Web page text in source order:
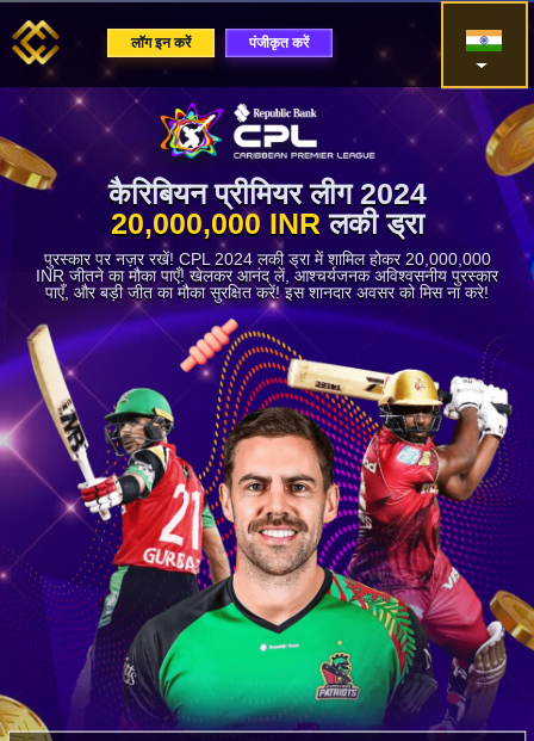
लॉग इन करें पंजीकृत करें
कैरिबियन प्रीमियर लीग 2024
20,000,000 INR लकी ड्रा
पुरस्कार पर नज़र रखें! CPL 2024 लकी ड्रा में शामिल होकर 20,000,000
INR जीतने का मौका पाएँ! खेलकर आनंद लें, आश्चर्यजनक अविश्वसनीय पुरस्कार
पाएँ, और बड़ी जीत का मौका सुरक्षित करें! इस शानदार अवसर को मिस ना करे!